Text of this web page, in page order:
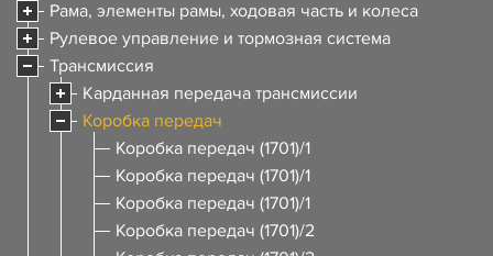
Рама, элементы рамы, ходовая часть и колеса
Рулевое управление и тормозная система
Трансмиссия
Карданная передача трансмиссии
Коробка передач
Коробка передач (1701)/1
Коробка передач (1701)/1
Коробка передач (1701)/1
Коробка передач (1701)/2